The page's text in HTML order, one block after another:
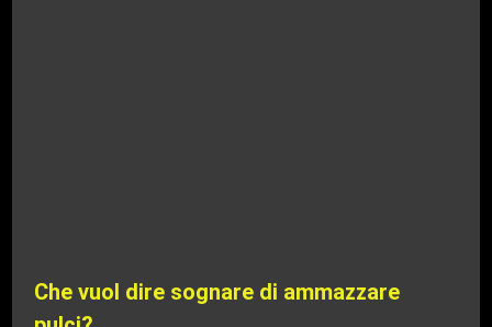
Che vuol dire sognare di ammazzare